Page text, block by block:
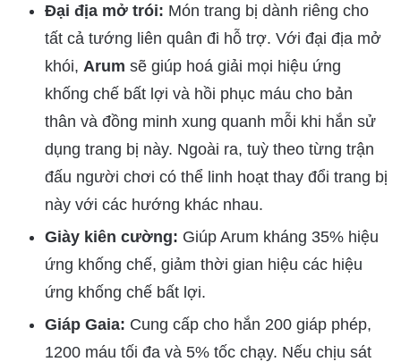
Đại địa mở trói: Món trang bị dành riêng cho
tất cả tướng liên quân đi hỗ trợ. Với đại địa mở
khói, Arum sẽ giúp hoá giải mọi hiệu ứng
khống chế bất lợi và hồi phục máu cho bản
thân và đồng minh xung quanh mỗi khi hắn sử
dụng trang bị này. Ngoài ra, tuỳ theo từng trận
đấu người chơi có thể linh hoạt thay đổi trang bị
này với các hướng khác nhau.
Giày kiên cường: Giúp Arum kháng 35% hiệu
ứng khống chế, giảm thời gian hiệu các hiệu
ứng khống chế bất lợi.
Giáp Gaia: Cung cấp cho hắn 200 giáp phép,
1200 máu tối đa và 5% tốc chạy. Nếu chịu sát